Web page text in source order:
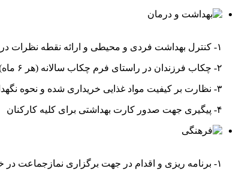
۱- کنترل بهداشت فردی و محیطی و ارائه نقطه نظرات در این راستا
۲- چکاب فرزندان در راستای فرم چکاب سالانه (هر ۶ ماه)
۳- نظارت بر کیفیت مواد غذایی خریداری شده و نحوه نگهداری آنان
۴- پیگیری جهت صدور کارت بهداشتی برای کلیه کارکنان
۱- برنامه ریزی و اقدام در جهت برگزاری نمازجماعت در خانه